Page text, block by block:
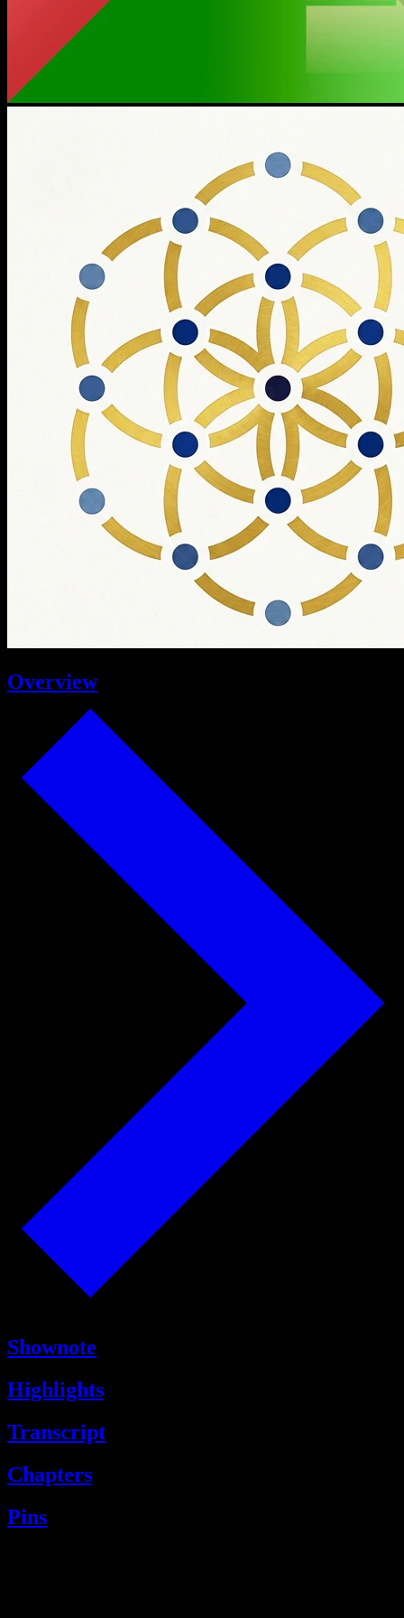
Overview
Shownote
Highlights
Transcript
Chapters
Pins